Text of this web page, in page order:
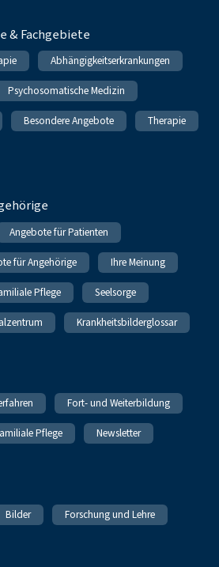
& Fachgebiete
Abhängigkeitserkrankungen
Psychosomatische Medizin
Besondere Angebote Therapie
Angebote für Patienten
für Angehörige Ihre Meinung
Pflege Seelsorge
Krankheitsbilderglossar
Fort- und Weiterbildung
Pflege Newsletter
Bilder Forschung und Lehre